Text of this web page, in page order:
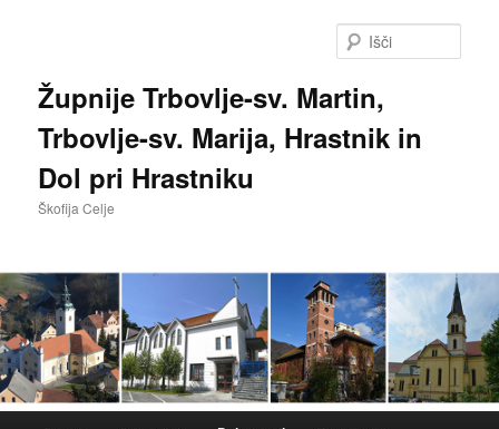
vsebinoŽupnije Trbovlje-sv. Martin,
Trbovlje-sv. Marija, Hrastnik in
Dol pri Hrastniku
Škofija Celje